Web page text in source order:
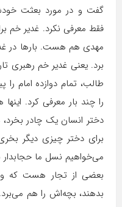
گفت و در مورد بعثت
فقط معرفی نکرد. غدیر خم
مهدی هم هست. بارها در
برد. یعنی غدیر خم رهبری
طالب، تمام دوازده امام
را چند بار معرفی کرد.
دختر انسان یک چادر
برای دختر چیزی دیگر
می‌خواهیم نسل ما حجابدار
بعضی از تجار هست که
بدهند، بچه‌اش را هم